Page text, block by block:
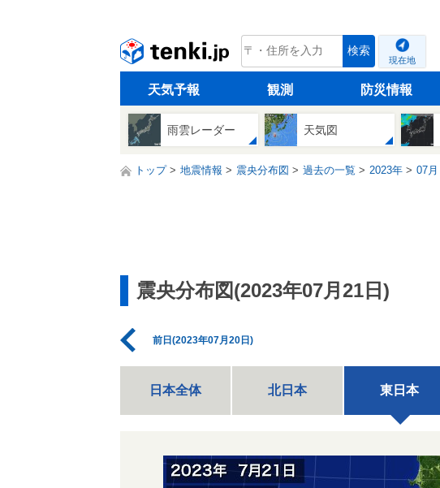
tenki.jp 検索
現在地
天気予報 観測 防災情報
雨雲レーダー 天気図
トップ 地震情報 震央分布図 過去の一覧 2023年 07月
震央分布図(2023年07月21日)
前日(2023年07月20日)
日本全体 北日本 東日本